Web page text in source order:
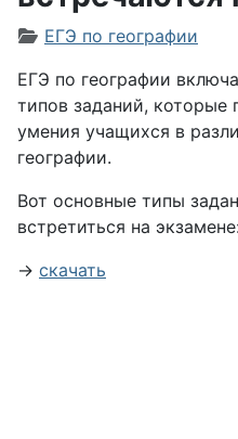
Информация о материале
ЕГЭ по географии
ЕГЭ по географии
типов заданий, которые
умения учащихся в
географии.
Вот основные типы
встретиться на
→ скачать